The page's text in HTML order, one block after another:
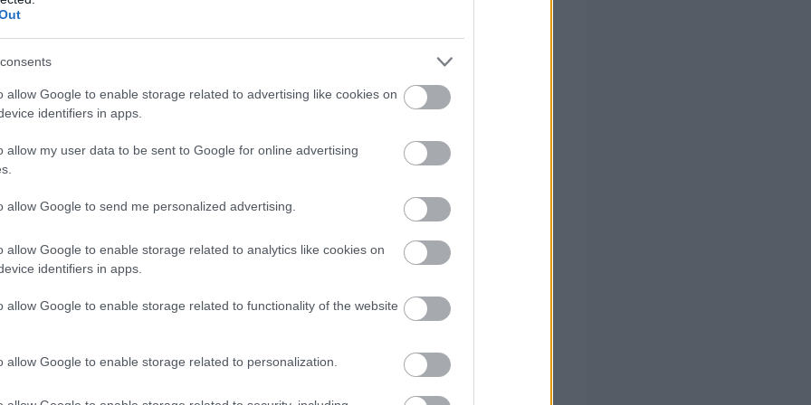
allow Google to enable storage related to advertising like cookies on
identifiers in apps.
allow my user data to be sent to Google for online advertising
allow Google to send me personalized advertising.
allow Google to enable storage related to analytics like cookies on
identifiers in apps.
allow Google to enable storage related to functionality of the website
allow Google to enable storage related to personalization.
δείγμα του έργου τους, εκτίθεται μαζί με τα προϊόντα του
ιδιαίτερο χώρο του ΝΗ.Μ.Α.
Music Sessions by SNFCC Youth Council – Δωρεάν στο
του Χριστουγεννιάτικου Κόσμου του ΚΠΙΣΝ, το SNFCC Youth Council
την εντυπωσιακή φωτιστική εγκατάσταση Pressure των Hans E.
με τους ανερχόμενους καλλιτέχνες της ελληνικής
και Tsolimon
τη μαγεία των Χριστουγέννων – Δωρεάν στη Sianti